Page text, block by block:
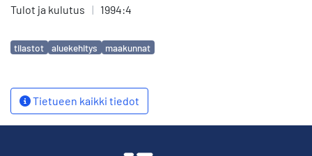
Tulot ja kulutus | 1994:4
Avainsanat
tilastot aluekehitys maakunnat
Tietueen kaikki tiedot